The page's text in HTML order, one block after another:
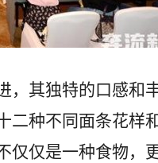
，其独特的口感和
二种不同面条花样
仅仅是一种食物，